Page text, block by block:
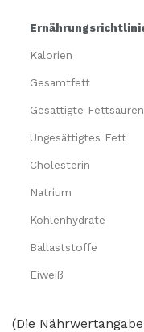
Kalorien
Gesamtfett
Gesättigte Fettsäuren
Ungesättigtes Fett
Cholesterin
Natrium
Kohlenhydrate
Ballaststoffe
Eiweiß
(Die